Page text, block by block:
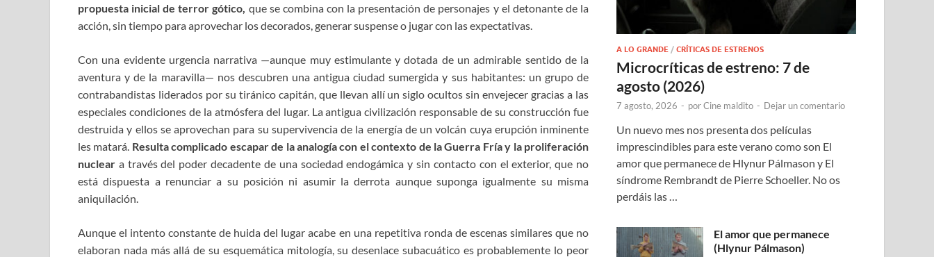
propuesta inicialde terror gótico, que se combina con la presentación de personajes y el detonante de la
acción, sin tiempo paraaprovechar los decorados, generarsuspense o jugar con las expectativas.
Con una evidente urgencia narrativa —aunque muyestimulante y dotada de un admirable sentido de la
aventuray de la maravilla— nosdescubren una antigua ciudad sumergida y sus habitantes: un grupo de
contrabandistas liderados por su tiránico capitán, que llevan allí un siglo ocultos sin envejecer gracias a las
especiales condiciones de la atmósfera del lugar. Laantigua civilización responsable de su construcción fue
destruida y ellos se aprovechan para su supervivencia de la energía deun volcán cuya erupción inminente
les matará. Resultacomplicado escaparde la analogía con el contexto de la Guerra Fría y la proliferación
nuclear a través del poder decadente de una sociedad endogámicay sin contacto con el exterior, que no
está dispuesta a renunciar a su posición ni asumir la derrota aunque suponga igualmente su misma
aniquilación.
Aunque el intento constante de huida del lugar acabe en una repetitiva ronda de escenas similares que no
elaboran nada más allá de su esquemática mitología, sudesenlace subacuático esprobablemente lo peor
A LO GRANDE /CRÍTICAS DE ESTRENOS
Microcríticas de estreno: 7 de
agosto (2026)
7 agosto, 2026 - porCine maldito - Dejar un comentario
Un nuevo mes nos presenta dos películas
imprescindibles para este verano como son El
amor que permanece de Hlynur Pálmason y El
síndrome Rembrandt de Pierre Schoeller. No os
perdáis las …
El amor que permanece
(Hlynur Pálmason)